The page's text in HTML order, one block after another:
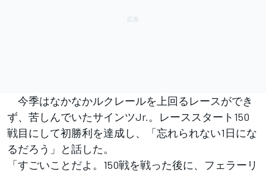
今季はなかなかルクレールを上回るレースができ
ず、苦しんでいたサインツJr.。レーススタート150
戦目にして初勝利を達成し、「忘れられない1日にな
るだろう」と話した。
「すごいことだよ。150戦を戦った後に、フェラーリ